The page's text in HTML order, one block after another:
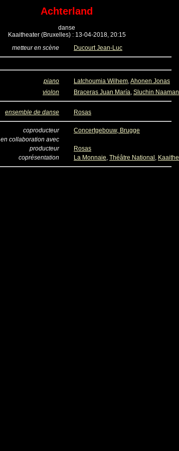
Achterland
danse
Kaaitheater (Bruxelles) : 13-04-2018, 20:15
metteur en scène
Ducourt Jean-Luc
piano Latchoumia Wilhem,Ahonen Jonas
violon
Braceras Juan María, Sluchin Naaman
ensemble de danse Rosas
coproducteur
Concertgebouw, Brugge
en collaboration avec
producteur
Rosas
coprésentation
La Monnaie, Théâtre National ,